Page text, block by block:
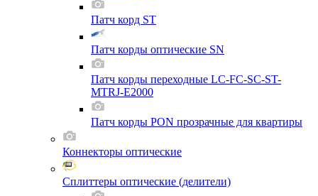
Патч корд ST
Патч корды оптические SN
Патч корды переходные LC-FC-SC-ST-
MTRJ-E2000
Патч корды PON прозрачные для квартиры
Коннекторы оптические
Сплиттеры оптические (делители)